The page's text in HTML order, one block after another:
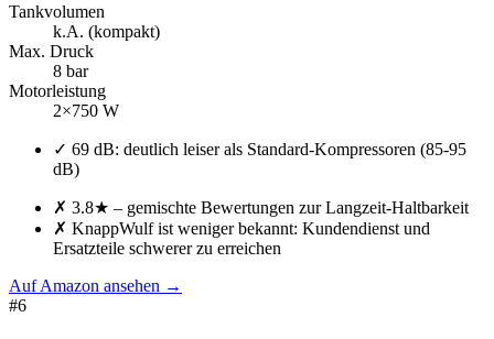
Tankvolumen
k.A. (kompakt)
Max. Druck
8 bar
Motorleistung
2×750 W
✓ 69 dB: deutlich leiser als Standard-Kompressoren (85-95
dB)
✗ 3.8★ – gemischte Bewertungen zur Langzeit-Haltbarkeit
✗ KnappWulf ist weniger bekannt: Kundendienst und
Ersatzteile schwerer zu erreichen
Auf Amazon ansehen →
#6